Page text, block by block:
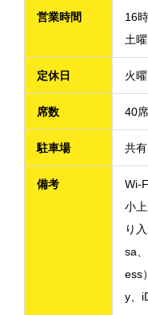
営業時間
16
土
定休日 火
席数 40席
駐車場 共
備考
Wi-
小
り
sa
ess
y、